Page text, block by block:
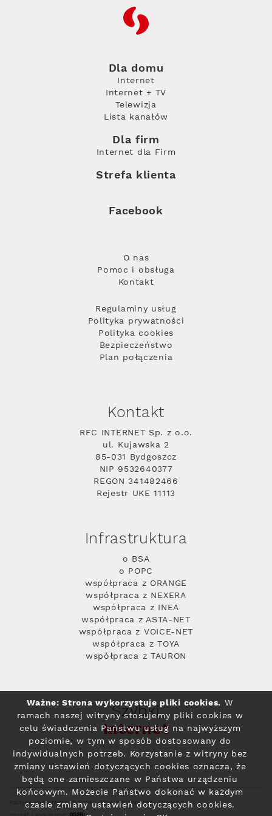
RFC
Dla domu
Internet
Internet + TV
Telewizja
Lista kanałów
Dla firm
Internet dla Firm
Strefa klienta
Facebook
O nas
Pomoc i obsługa
Kontakt
Regulaminy usług
Polityka prywatności
Polityka cookies
Bezpieczeństwo
Plan połączenia
Kontakt
RFC INTERNET Sp. z o.o.
ul. Kujawska 2
85-031 Bydgoszcz
NIP 9532640377
REGON 341482466
Rejestr UKE 11113
Infrastruktura
o BSA
o POPC
współpraca z ORANGE
współpraca z NEXERA
współpraca z INEA
współpraca z ASTA-NET
współpraca z VOICE-NET
współpraca z TOYA
współpraca z TAURON
Szybki
Internet
Polityka prywatności© 2004 - 2026 RFC Internet i Telewizja
Ważne: Strona wykorzystuje pliki cookies. W
ramach naszej witryny stosujemy pliki cookies w
celu świadczenia Państwu usług na najwyższym
poziomie, w tym w sposób dostosowany do
indywidualnych potrzeb. Korzystanie z witryny bez
zmiany ustawień dotyczących cookies oznacza, że
będą one zamieszczane w Państwa urządzeniu
końcowym. Możecie Państwo dokonać w każdym
czasie zmiany ustawień dotyczących cookies.